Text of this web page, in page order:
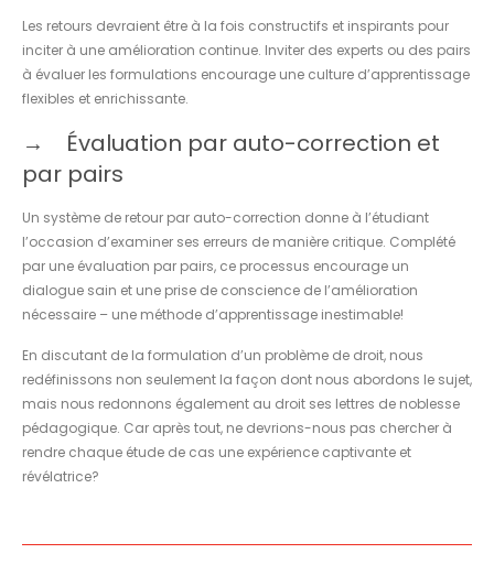
Les retours devraient être à la fois constructifs et inspirants pour
inciter à une amélioration continue. Inviter des experts ou des pairs
à évaluer les formulations encourage une culture d’apprentissage
flexibles et enrichissante.
Évaluation par auto-correction et
par pairs
Un système de retour par auto-correction donne à l’étudiant
l’occasion d’examiner ses erreurs de manière critique. Complété
par une évaluation par pairs, ce processus encourage un
dialogue sain et une prise de conscience de l’amélioration
nécessaire – une méthode d’apprentissage inestimable!
En discutant de la formulation d’un problème de droit, nous
redéfinissons non seulement la façon dont nous abordons le sujet,
mais nous redonnons également au droit ses lettres de noblesse
pédagogique. Car après tout, ne devrions-nous pas chercher à
rendre chaque étude de cas une expérience captivante et
révélatrice?